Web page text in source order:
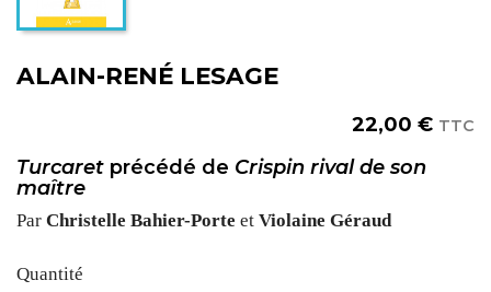
ALAIN-RENÉ LESAGE
22,00 € TTC
Turcaret précédé de Crispin rival de son
maître
Par Christelle Bahier-Porte et Violaine Géraud
Quantité